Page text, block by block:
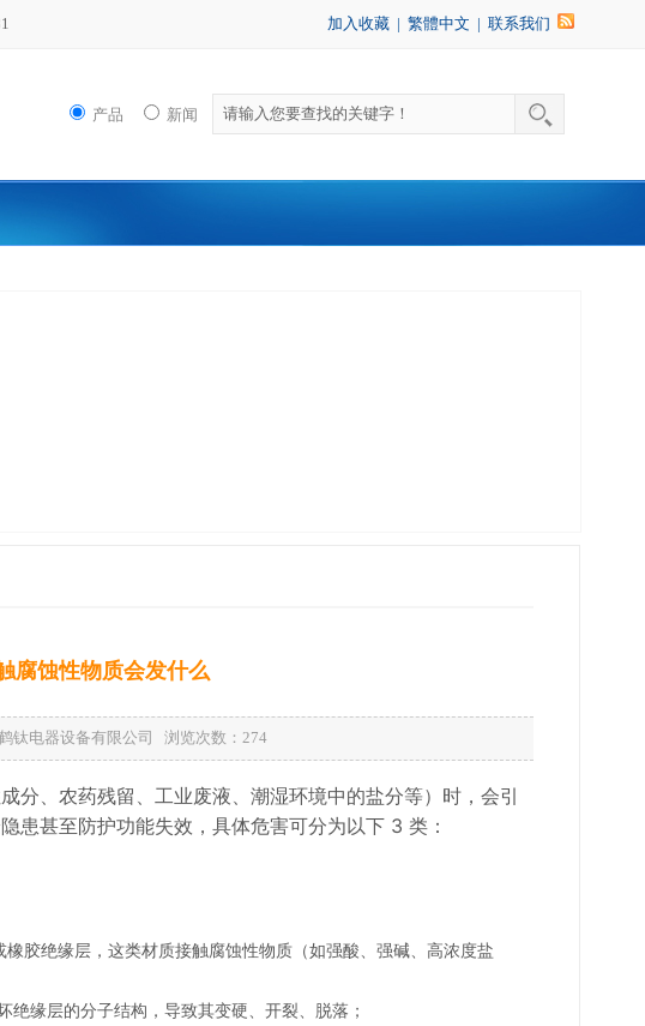
加入收藏 | 繁體中文 | 联系我们
产品 新闻
腐蚀性物质会发什么
钛电器设备有限公司 浏览次数： 274
分、农药残留、工业废液、潮湿环境中的盐分等）时，会引
患甚至防护功能失效，具体危害可分为以下 3 类：
胶绝缘层，这类材质接触腐蚀性物质（如强酸、强碱、高浓度盐
缘层的分子结构，导致其变硬、开裂、脱落；